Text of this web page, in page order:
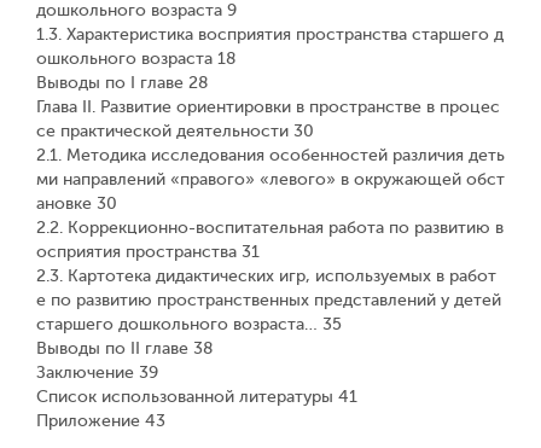
дошкольного возраста 9
1.3. Характеристика восприятия пространства старшего д
ошкольного возраста 18
Выводы по I главе 28
Глава II. Развитие ориентировки в пространстве в процес
се практической деятельности 30
2.1. Методика исследования особенностей различия деть
ми направлений «правого» «левого» в окружающей обст
ановке 30
2.2. Коррекционно-воспитательная работа по развитию в
осприятия пространства 31
2.3. Картотека дидактических игр, используемых в работ
е по развитию пространственных представлений у детей
старшего дошкольного возраста… 35
Выводы по II главе 38
Заключение 39
Список использованной литературы 41
Приложение 43